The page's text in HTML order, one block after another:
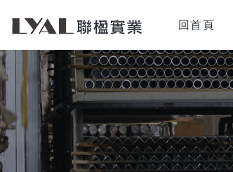
回首頁